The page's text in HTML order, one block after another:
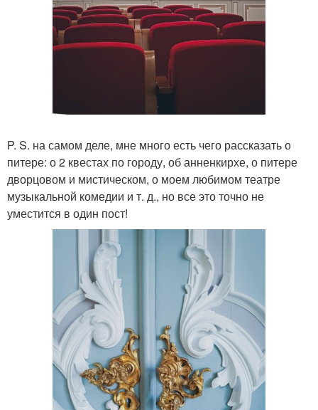
P. S. на самом деле, мне много есть чего рассказать о
питере: о 2 квестах по городу, об анненкирхе, о питере
дворцовом и мистическом, о моем любимом театре
музыкальной комедии и т. д., но все это точно не
уместится в один пост!